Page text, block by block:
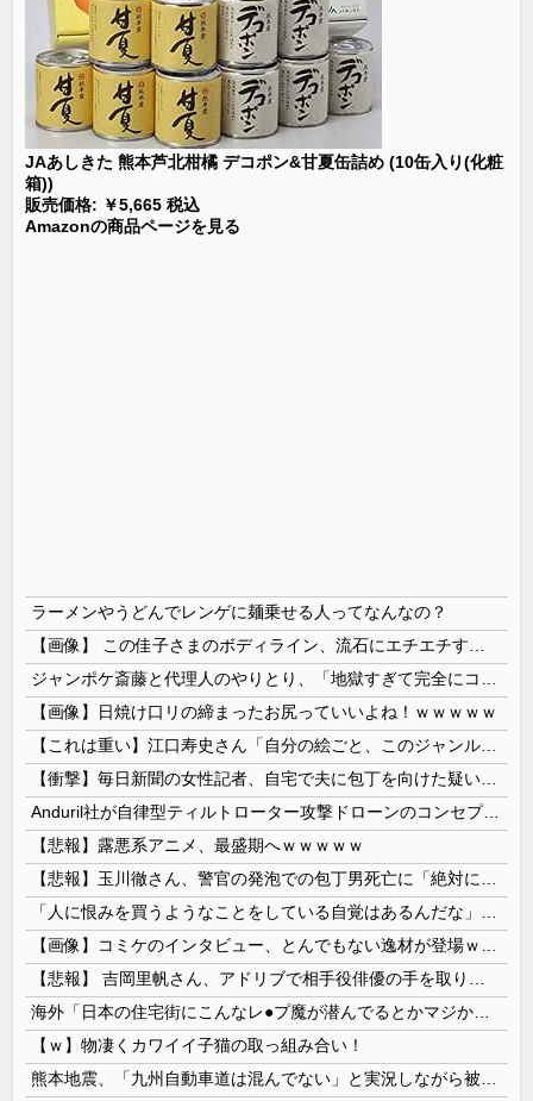
JAあしきた 熊本芦北柑橘 デコポン&甘夏缶詰め (10缶入り(化粧
箱))
販売価格: ￥5,665 税込
Amazonの商品ページを見る
ラーメンやうどんでレンゲに麺乗せる人ってなんなの？
【画像】日焼け口リの締まったお尻っていいよね！ｗｗｗｗｗ
Anduril社が自律型ティルトローター攻撃ドローンのコンセプトで衝撃を与える！
【悲報】露悪系アニメ、最盛期へｗｗｗｗｗ
【ｗ】物凄くカワイイ子猫の取っ組み合い！